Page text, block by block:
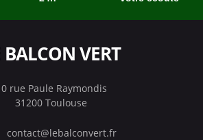
BALCON VERT
rue Paule Raymondis
31200 Toulouse
contact@lebalconvert.fr